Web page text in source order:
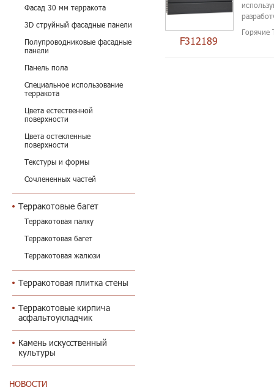
Фасад 30 мм терракота
3D струйный фасадные панели
Полупроводниковые фасадные
панели
Панель пола
Специальное использование
терракота
Цвета естественной
поверхности
Цвета остекленные
поверхности
Текстуры и формы
Сочлененных частей
Терракотовые багет
Терракотовая палку
Терракотовая багет
Терракотовая жалюзи
Терракотовая плитка стены
Терракотовые кирпича
асфальтоукладчик
Камень искусственный
культуры
НОВОСТИ
F312189
Горячие